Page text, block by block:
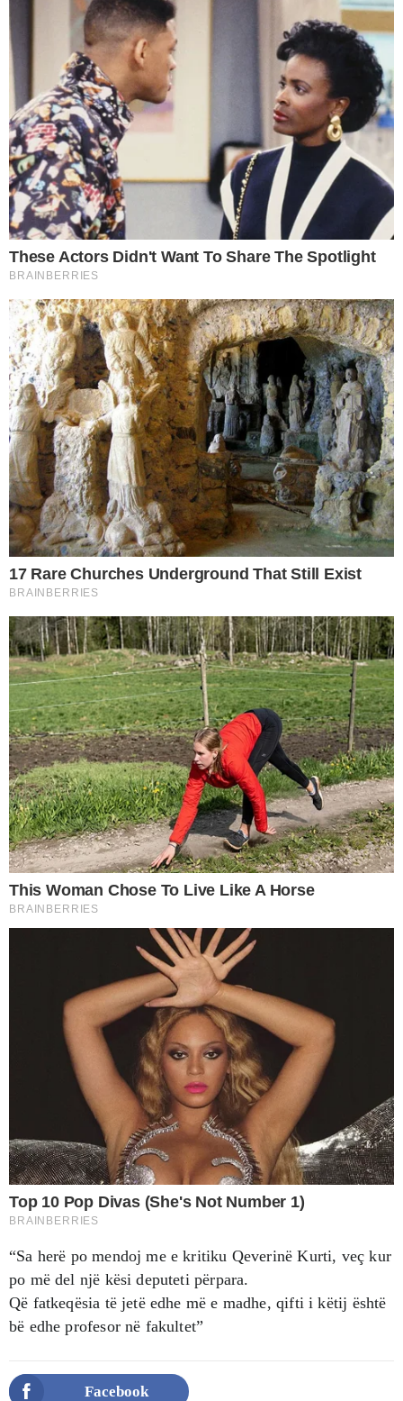
“Sa herë po mendoj me e kritiku Qeverinë Kurti, veç kur
po më del një kësi deputeti përpara.
Që fatkeqësia të jetë edhe më e madhe, qifti i këtij është
bë edhe profesor në fakultet”
Facebook